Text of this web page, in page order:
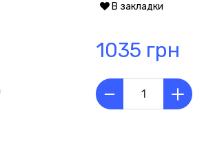
В закладки
1035 грн